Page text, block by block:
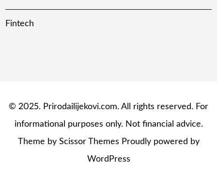
Fintech
© 2025. Prirodailijekovi.com. All rights reserved. For
informational purposes only. Not financial advice.
Theme by Scissor Themes Proudly powered by
WordPress